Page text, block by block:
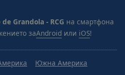
Grandola - RCG на смартфона
заAndroid или iOS!
Южна Америка